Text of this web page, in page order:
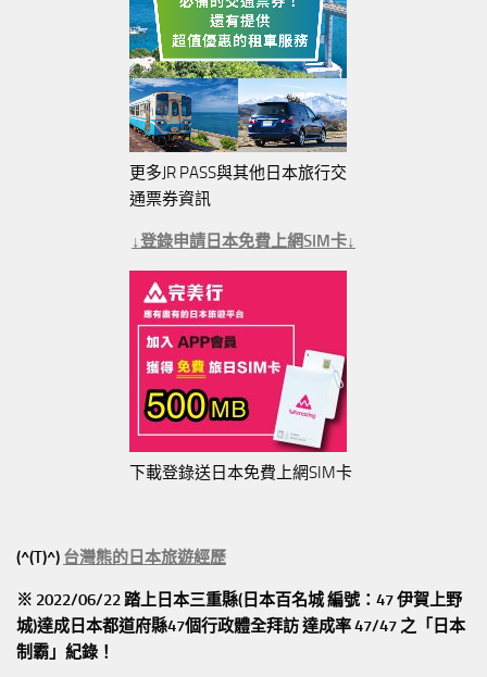
更多JR PASS與其他日本旅行交
通票券資訊
↓登錄申請日本免費上網SIM卡↓
下載登錄送日本免費上網SIM卡
(^(T)^) 台灣熊的日本旅遊經歷
※ 2022/06/22 踏上日本三重縣(日本百名城 編號：47 伊賀上野
城)達成日本都道府縣47個行政體全拜訪達成率 47/47 之「日本
制霸」紀錄！